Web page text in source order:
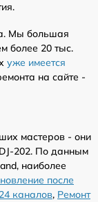
Мы большая
более 20 тыс.
уже имеется
на сайте -
мастеров - они
202. По данным
наиболее
после
каналов, Ремонт